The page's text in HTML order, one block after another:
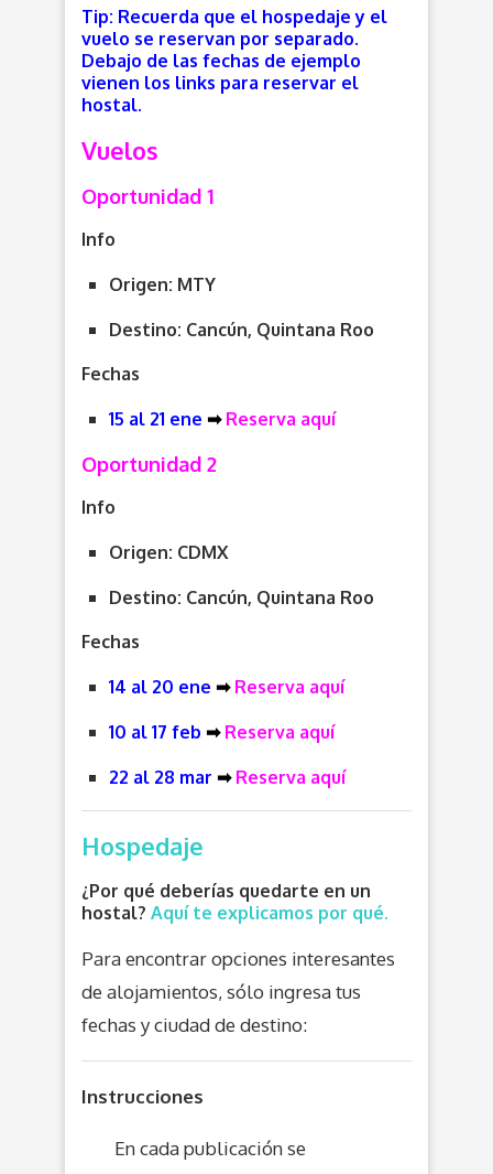
Tip: Recuerda que el hospedaje y el
vuelo se reservan por separado.
Debajo de las fechas de ejemplo
vienen los links para reservar el
hostal.
Vuelos
Oportunidad 1
Info
Origen: MTY
Destino: Cancún, Quintana Roo
Fechas
15 al 21 ene ➡ Reserva aquí
Oportunidad 2
Info
Origen: CDMX
Destino: Cancún, Quintana Roo
Fechas
14 al 20 ene ➡ Reserva aquí
10 al 17 feb ➡ Reserva aquí
22 al 28 mar ➡ Reserva aquí
Hospedaje
¿Por qué deberías quedarte en un
hostal? Aquí te explicamos por qué.
Para encontrar opciones interesantes
de alojamientos, sólo ingresa tus
fechas y ciudad de destino:
Instrucciones
En cada publicación se